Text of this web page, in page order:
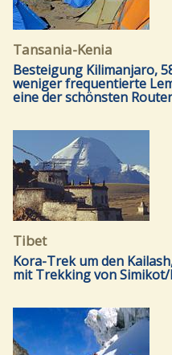
Tansania-Kenia
Besteigung Kilimanjaro,
weniger frequentierte
eine der schönsten
Tibet
Kora-Trek um den
mit Trekking von